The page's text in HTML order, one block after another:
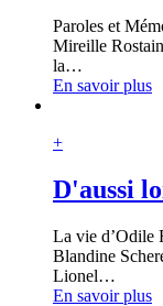
Paroles et
Mireille
la…
En savoir plus
+
D'aussi
La vie d’Odile
Blandine
Lionel…
En savoir plus